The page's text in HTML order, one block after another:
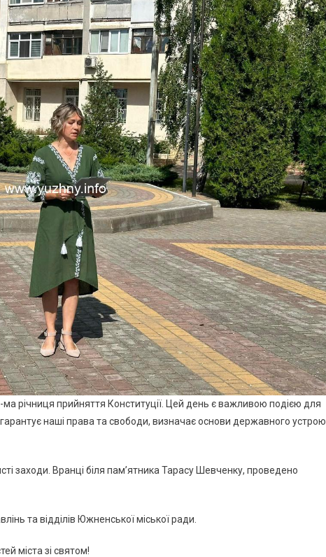
Покладання
Квітів
До
Конституції
ма річниця прийняття Конституції. Цей день є важливою подією для
наші права та свободи, визначає основи державного устрою
заходи. Вранці біля пам’ятника Тарасу Шевченку, проведено
та відділів Южненської міської ради.
міста зі святом!